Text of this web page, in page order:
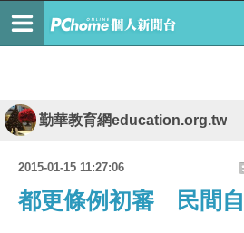
勤華教育網education.org.tw
2015-01-15 11:27:06
都更條例初審 民間